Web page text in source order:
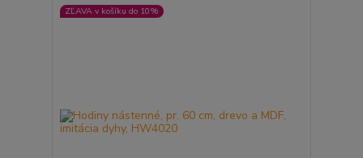
ZĽAVA v košíku do 10%